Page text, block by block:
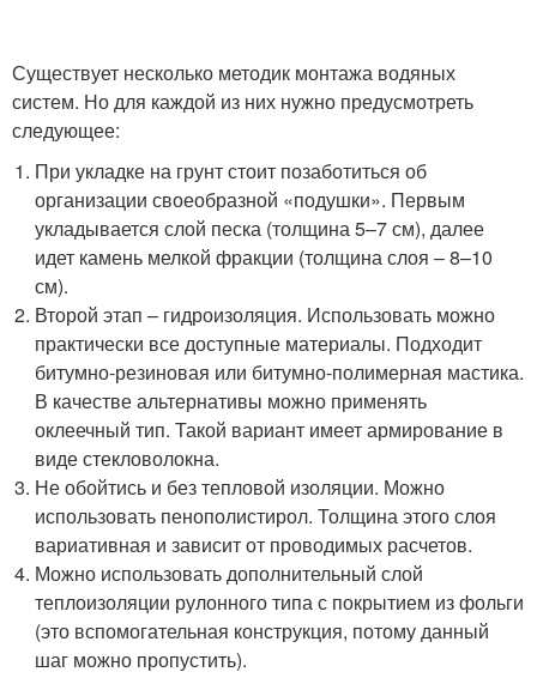
Существует несколько методик монтажа водяных
систем. Но для каждой из них нужно предусмотреть
следующее:
При укладке на грунт стоит позаботиться об
организации своеобразной «подушки». Первым
укладывается слой песка (толщина 5–7 см), далее
идет камень мелкой фракции (толщина слоя – 8–10
см).
Второй этап – гидроизоляция. Использовать можно
практически все доступные материалы. Подходит
битумно-резиновая или битумно-полимерная мастика.
В качестве альтернативы можно применять
оклеечный тип. Такой вариант имеет армирование в
виде стекловолокна.
Не обойтись и без тепловой изоляции. Можно
использовать пенополистирол. Толщина этого слоя
вариативная и зависит от проводимых расчетов.
Можно использовать дополнительный слой
теплоизоляции рулонного типа с покрытием из фольги
(это вспомогательная конструкция, потому данный
шаг можно пропустить).